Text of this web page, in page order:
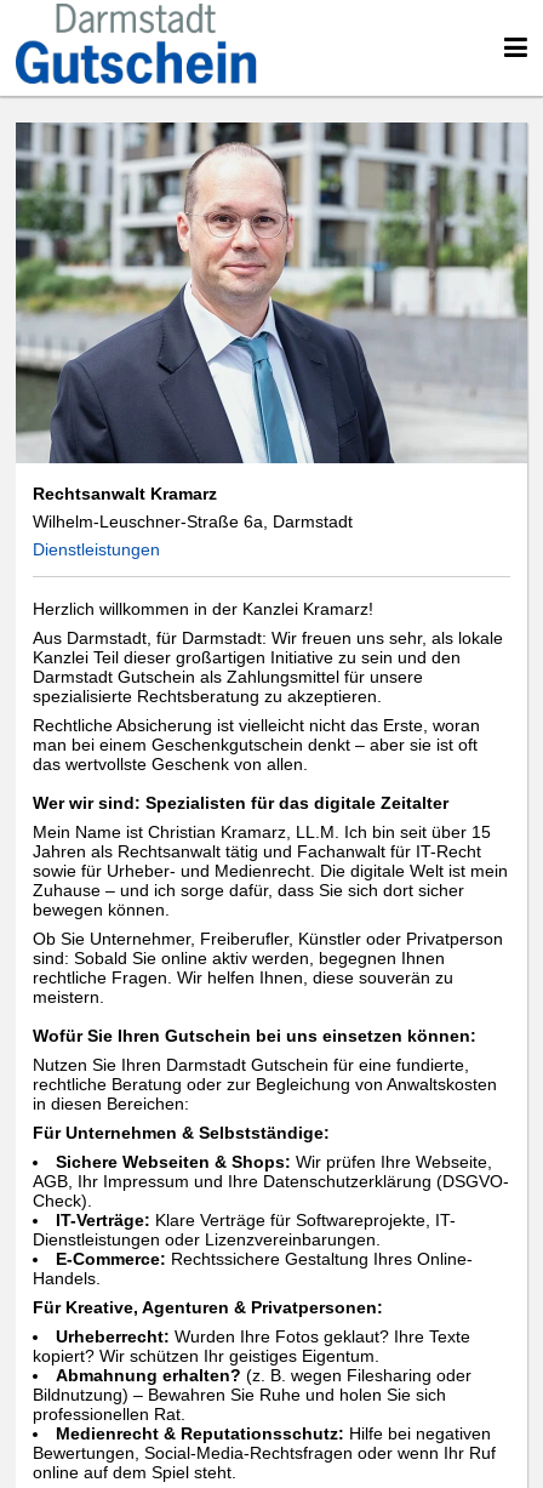
Rechtsanwalt Kramarz
Wilhelm-Leuschner-Straße 6a, Darmstadt
Dienstleistungen
Herzlich willkommen in der Kanzlei Kramarz!
Aus Darmstadt, für Darmstadt: Wir freuen uns sehr, als lokale
Kanzlei Teil dieser großartigen Initiative zu sein und den
Darmstadt Gutschein als Zahlungsmittel für unsere
spezialisierte Rechtsberatung zu akzeptieren.
Rechtliche Absicherung ist vielleicht nicht das Erste, woran
man bei einem Geschenkgutschein denkt – aber sie ist oft
das wertvollste Geschenk von allen.
Wer wir sind: Spezialisten für das digitale Zeitalter
Mein Name ist Christian Kramarz, LL.M. Ich bin seit über 15
Jahren als Rechtsanwalt tätig und Fachanwalt für IT-Recht
sowie für Urheber- und Medienrecht. Die digitale Welt ist mein
Zuhause – und ich sorge dafür, dass Sie sich dort sicher
bewegen können.
Ob Sie Unternehmer, Freiberufler, Künstler oder Privatperson
sind: Sobald Sie online aktiv werden, begegnen Ihnen
rechtliche Fragen. Wir helfen Ihnen, diese souverän zu
meistern.
Wofür Sie Ihren Gutschein bei uns einsetzen können:
Nutzen Sie Ihren Darmstadt Gutschein für eine fundierte,
rechtliche Beratung oder zur Begleichung von Anwaltskosten
in diesen Bereichen:
Für Unternehmen & Selbstständige:
Sichere Webseiten & Shops: Wir prüfen Ihre Webseite,
AGB, Ihr Impressum und Ihre Datenschutzerklärung (DSGVO-
Check).
IT-Verträge: Klare Verträge für Softwareprojekte, IT-
Dienstleistungen oder Lizenzvereinbarungen.
E-Commerce: Rechtssichere Gestaltung Ihres Online-
Handels.
Für Kreative, Agenturen & Privatpersonen:
Urheberrecht: Wurden Ihre Fotos geklaut? Ihre Texte
kopiert? Wir schützen Ihr geistiges Eigentum.
Abmahnung erhalten? (z. B. wegen Filesharing oder
Bildnutzung) – Bewahren Sie Ruhe und holen Sie sich
professionellen Rat.
Medienrecht & Reputationsschutz: Hilfe bei negativen
Bewertungen, Social-Media-Rechtsfragen oder wenn Ihr Ruf
online auf dem Spiel steht.